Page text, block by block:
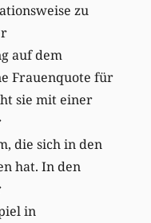
zu
auf dem
Frauenquote für
sie mit einer
die sich in den
hat. In den
in